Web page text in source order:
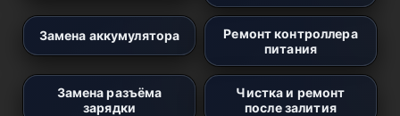
Замена аккумулятора
Ремонт контроллера
питания
Замена разъёма
зарядки
Чистка и ремонт
после залития